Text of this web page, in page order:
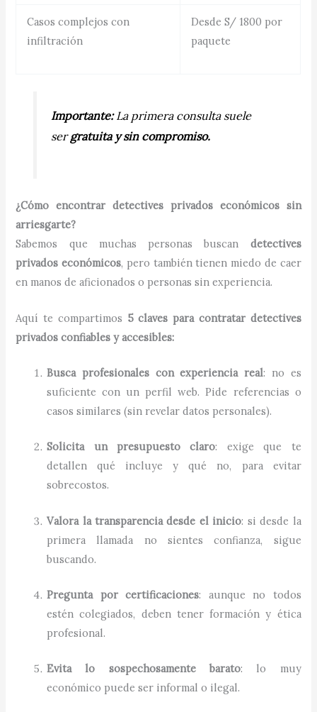
Casos complejos con
infiltración
Desde S/ 1800 por
paquete
Importante:La primera consulta suele
sergratuita y sin compromiso.
¿Cómo encontrar detectives privados económicos sin
arriesgarte?
Sabemos que muchas personas buscan detectives
privados económicos, pero también tienen miedo de caer
en manos de aficionados o personas sin experiencia.
Aquí te compartimos 5 claves para contratar detectives
privados confiables y accesibles:
Busca profesionales con experiencia real: no es
suficiente con un perfil web. Pide referencias o
casos similares (sin revelar datos personales).
Solicita un presupuesto claro: exige que te
detallen qué incluye y qué no, para evitar
sobrecostos.
Valora la transparencia desde el inicio: si desde la
primera llamada no sientes confianza, sigue
buscando.
Pregunta por certificaciones: aunque no todos
estén colegiados, deben tener formación y ética
profesional.
Evita lo sospechosamente barato: lo muy
económico puede ser informal o ilegal.